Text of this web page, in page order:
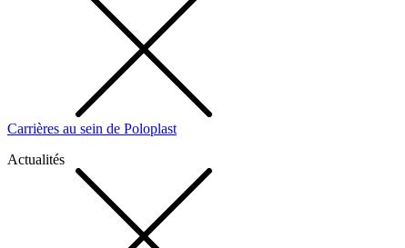
Carrières au sein de Poloplast
Actualités